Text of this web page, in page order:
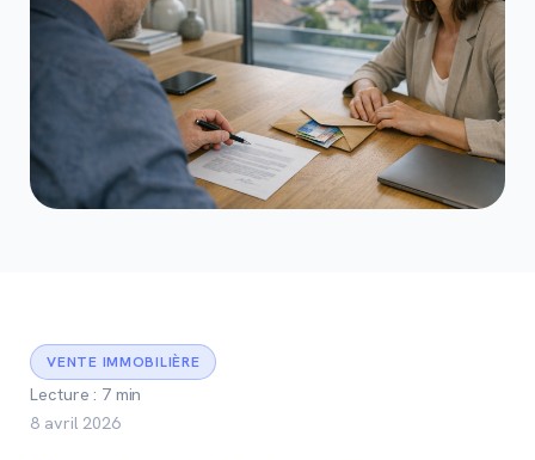
VENTE IMMOBILIÈRE
Lecture : 7 min
8 avril 2026